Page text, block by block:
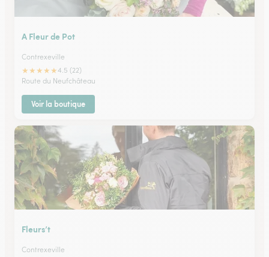
A Fleur de Pot
Contrexeville
★★★★★4.5 (22)
Route du Neufchâteau
Voir la boutique
Fleurs’t
Contrexeville